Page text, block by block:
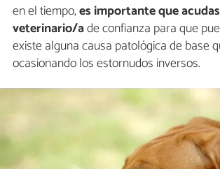
en el tiempo,es importante que
veterinario/ade confianza para que
existe alguna causa patológica de base
ocasionando los estornudos inversos.